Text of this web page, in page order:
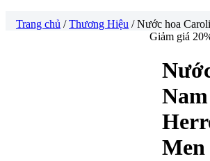
Trang chủ /Thương Hiệu / Nước hoa
Giảm giá